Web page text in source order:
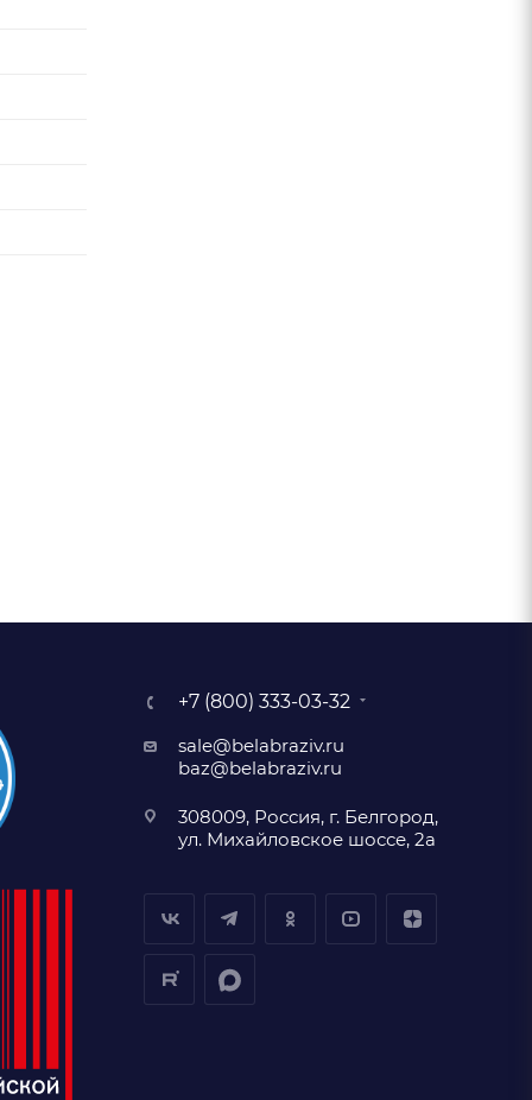
+7 (800) 333-03-32
sale@belabraziv.ru
baz@belabraziv.ru
308009, Россия, г. Белгород,
ул. Михайловское шоссе, 2а